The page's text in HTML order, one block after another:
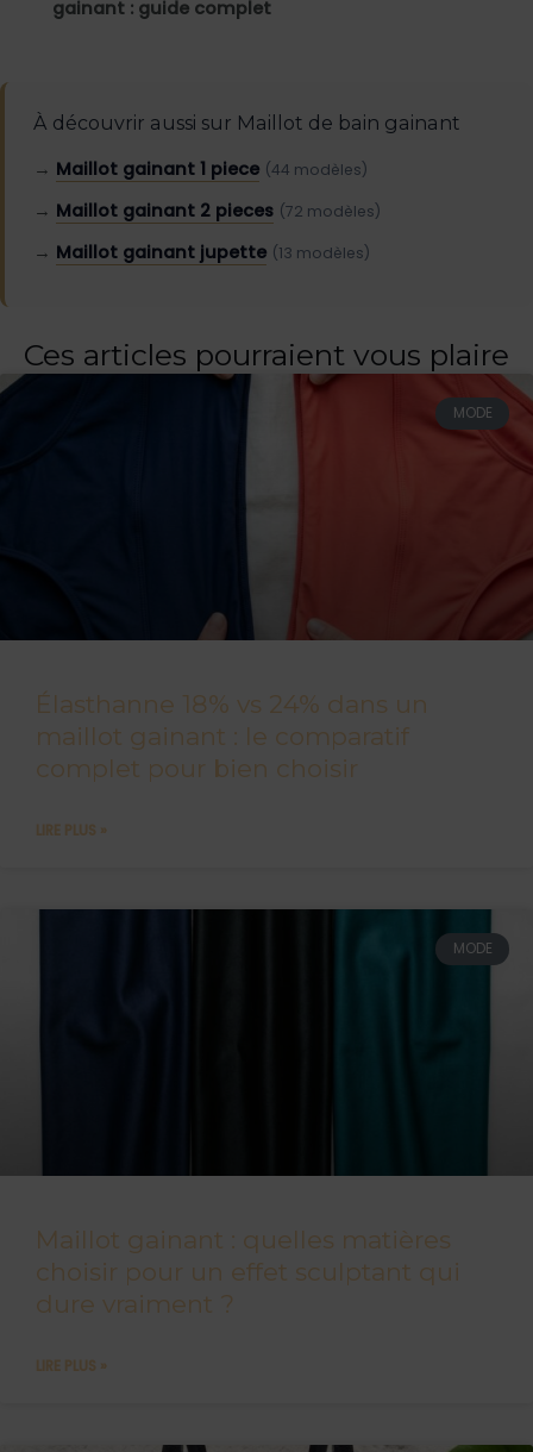
gainant : guide complet
À découvrir aussi sur Maillot de bain gainant
→ Maillot gainant 1 piece (44 modèles)
→ Maillot gainant 2 pieces (72 modèles)
→ Maillot gainant jupette (13 modèles)
Ces articles pourraient vous plaire
MODE
Élasthanne 18% vs 24% dans un
maillot gainant : le comparatif
complet pour bien choisir
LIRE PLUS »
MODE
Maillot gainant : quelles matières
choisir pour un effet sculptant qui
dure vraiment ?
LIRE PLUS »